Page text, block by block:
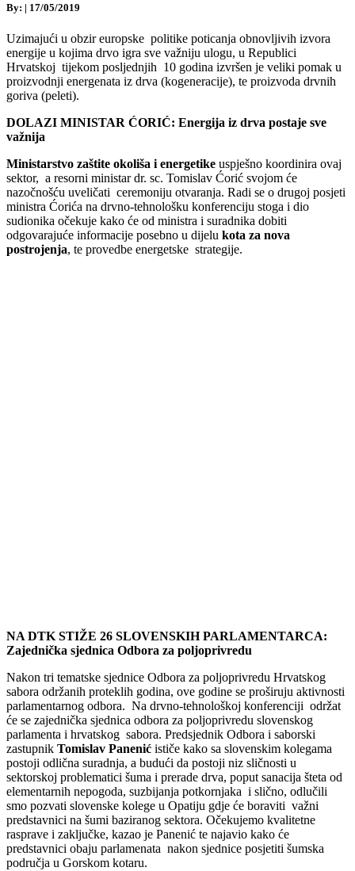
By: | 17/05/2019
Uzimajući u obzir europske politike poticanja obnovljivih izvora
energije u kojima drvo igra sve važniju ulogu, u Republici
Hrvatskoj tijekom posljednjih 10 godina izvršen je veliki pomak u
proizvodnji energenata iz drva (kogeneracije), te proizvoda drvnih
goriva (peleti).
DOLAZI MINISTAR ĆORIĆ: Energija iz drva postaje sve
važnija
Ministarstvo zaštite okoliša i energetike uspješno koordinira ovaj
sektor, a resorni ministar dr. sc. Tomislav Ćorić svojom će
nazočnošću uveličati ceremoniju otvaranja. Radi se o drugoj posjeti
ministra Ćorića na drvno-tehnološku konferenciju stoga i dio
sudionika očekuje kako će od ministra i suradnika dobiti
odgovarajuće informacije posebno u dijelu kota za nova
postrojenja, te provedbe energetske strategije.
NA DTK STIŽE 26 SLOVENSKIH PARLAMENTARCA:
Zajednička sjednica Odbora za poljoprivredu
Nakon tri tematske sjednice Odbora za poljoprivredu Hrvatskog
sabora održanih proteklih godina, ove godine se proširuju aktivnosti
parlamentarnog odbora. Na drvno-tehnološkoj konferenciji održat
će se zajednička sjednica odbora za poljoprivredu slovenskog
parlamenta i hrvatskog sabora. Predsjednik Odbora i saborski
zastupnik Tomislav Panenić ističe kako sa slovenskim kolegama
postoji odlična suradnja, a budući da postoji niz sličnosti u
sektorskoj problematici šuma i prerade drva, poput sanacija šteta od
elementarnih nepogoda, suzbijanja potkornjaka i slično, odlučili
smo pozvati slovenske kolege u Opatiju gdje će boraviti važni
predstavnici na šumi baziranog sektora. Očekujemo kvalitetne
rasprave i zaključke, kazao je Panenić te najavio kako će
predstavnici obaju parlamenata nakon sjednice posjetiti šumska
područja u Gorskom kotaru.